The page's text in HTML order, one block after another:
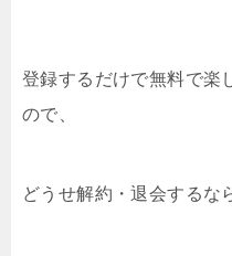
登録するだけで無料で楽
ので、
どうせ解約・退会するな